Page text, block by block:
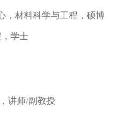
，材料科学与工程，硕博
学士
讲师/副教授